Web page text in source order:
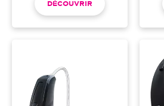
DÉCOUVRIR